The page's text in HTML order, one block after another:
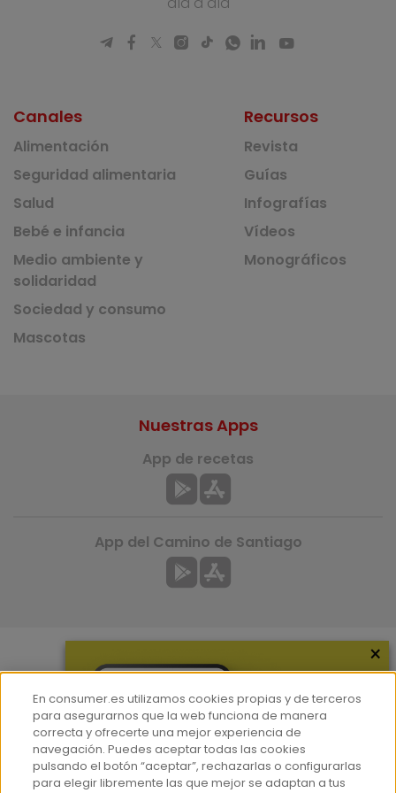
Canales
Alimentación
Seguridad alimentaria
Salud
Bebé e infancia
Medio ambiente y
solidaridad
Sociedad y consumo
Mascotas
Recursos
Revista
Guías
Infografías
Vídeos
Monográficos
Más información
¿Quiénes somos?
Hemeroteca
Contacto
Nuestras Apps
App de recetas
App del Camino de Santiago
×
En consumer.es utilizamos cookies propias y de terceros
para asegurarnos que la web funciona de manera
correcta y ofrecerte una mejor experiencia de
navegación. Puedes aceptar todas las cookies
pulsando el botón “aceptar”, rechazarlas o configurarlas
para elegir libremente las que mejor se adaptan a tus